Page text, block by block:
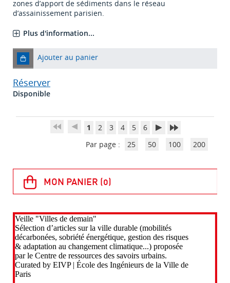
zones d’apport de sédiments dans le réseau
d’assainissement parisien.
Plus d'information...
Ajouter au panier
Réserver
Disponible
1 2 3 4 5
6
Par page :
25 50 100 200